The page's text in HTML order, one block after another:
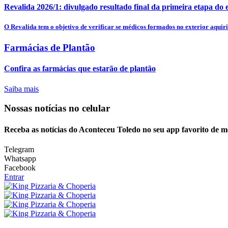
Revalida 2026/1: divulgado resultado final da primeira etapa do
O Revalida tem o objetivo de verificar se médicos formados no exterior
Farmácias de Plantão
Confira as farmácias que estarão de plantão
Saiba mais
Nossas notícias no celular
Receba as notícias do Aconteceu Toledo no seu app favorito de
Telegram
Whatsapp
Facebook
Entrar